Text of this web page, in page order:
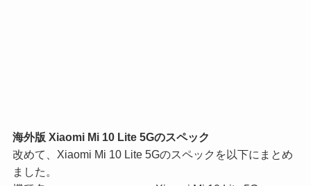
海外版 Xiaomi Mi 10 Lite 5Gのスペック
改めて、Xiaomi Mi 10 Lite 5Gのスペックを以下にまとめ
ました。